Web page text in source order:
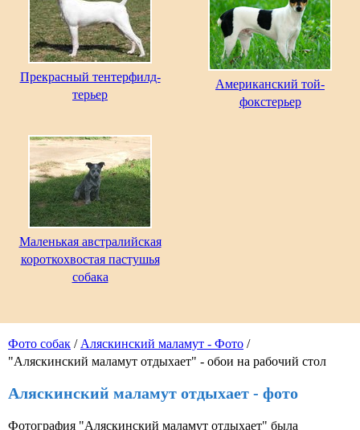
Фото собак / Аляскинский маламут - Фото /
"Аляскинский маламут отдыхает" - обои на рабочий стол
Аляскинский маламут отдыхает - фото
Фотография "Аляскинский маламут отдыхает" была
Прекрасный тентерфилд-
терьер
Американский той-
фокстерьер
Маленькая австралийская
короткохвостая пастушья
собака